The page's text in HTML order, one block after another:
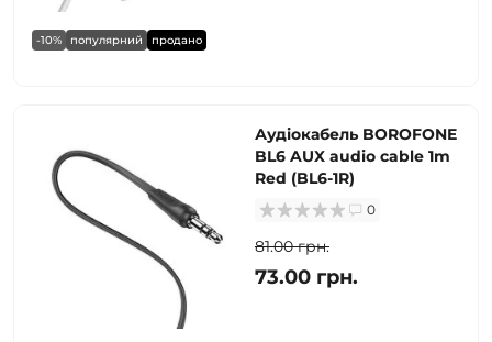
-10% популярний продано
Аудіокабель BOROFONE
BL6 AUX audio cable 1m
Red (BL6-1R)
0
81.00 грн.
73.00 грн.